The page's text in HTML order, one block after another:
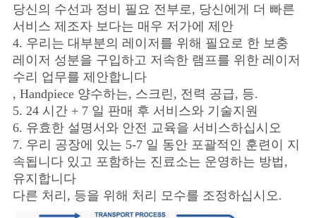
당신의 수선과 정비 필요 전부로, 당신에게 더 빠른
서비스 제조자 보다는 매우 저가에 제안
4. 우리는 대부분의 레이저를 위해 필요로 한 보충
레이저 성분을 구입하고 저속한 램프를 위한 레이저
수리 업무를 제안합니다
, Handpiece 양수하는, 스크린, 전력 공급, 등.
5. 24 시간 + 7 일 판매 후 서비스와 기술지원
6. 유효한 설명서와 안전 교육을 서비스하십시오
7. 우리 공장에 있는 5-7 일 동안 포괄적인 훈련이 지
속됩니다 있고 포함하는 진료소는 운영하는 방법,
유지합니다
다른 처리, 등을 위해 처리 모수를 조정하십시오.